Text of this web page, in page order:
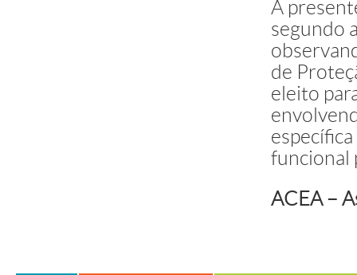
A
segundo
de
eleito
funcional
ACEA –